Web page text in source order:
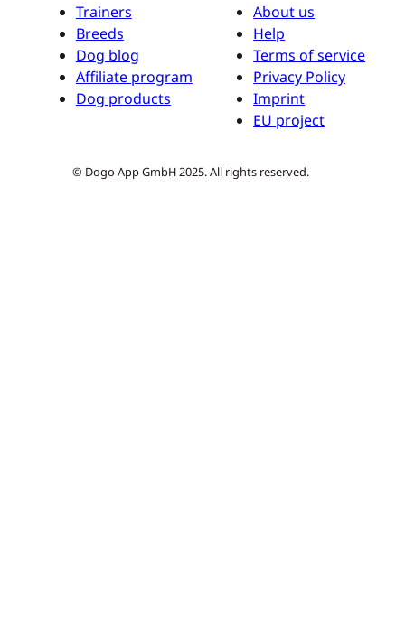
Trainers
Breeds
Dog blog
Affiliate program
Dog products
About us
Help
Terms of service
Privacy Policy
Imprint
EU project
© Dogo App GmbH 2025. All rights reserved.